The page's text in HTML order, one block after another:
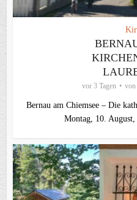
vor 3 Tagen von
Bernau am Chiemsee – Die
Montag, 10.